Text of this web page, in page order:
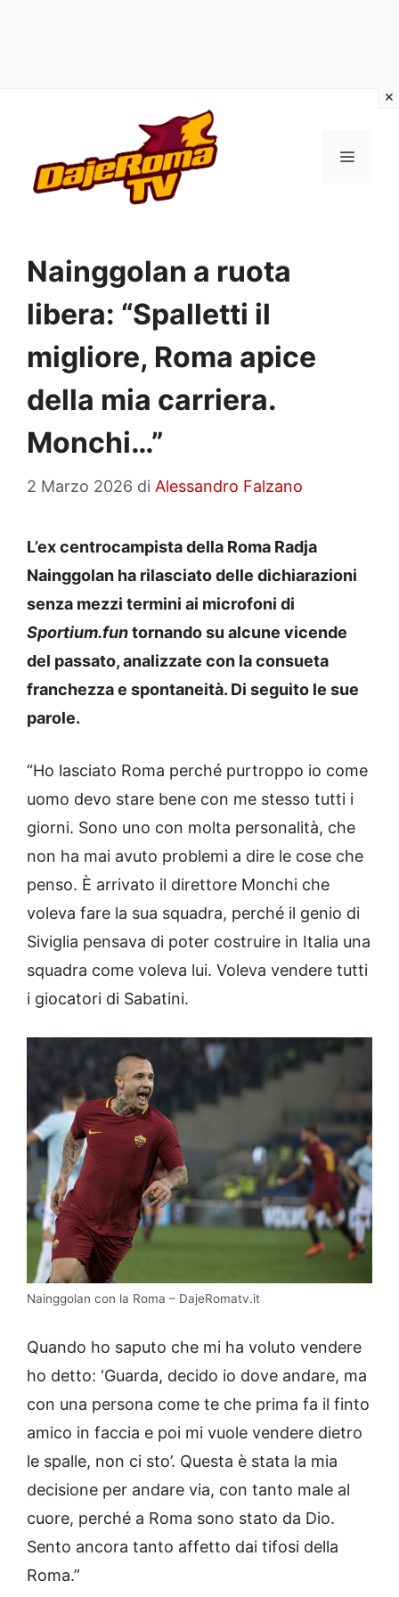
contenuto
MENU
Nainggolan a ruota
libera: “Spalletti il
migliore, Roma apice
della mia carriera.
Monchi…”
2 Marzo 2026 di Alessandro Falzano
L’ex centrocampista della Roma Radja
Nainggolan ha rilasciato delle dichiarazioni
senza mezzi termini ai microfoni di
Sportium.funtornando su alcune vicende
del passato, analizzate con la consueta
franchezza e spontaneità. Di seguito le sue
parole.
“Ho lasciato Roma perché purtroppo io come
uomo devo stare bene con me stesso tutti i
giorni. Sono uno con molta personalità, che
non ha mai avuto problemi a dire le cose che
penso. È arrivato il direttore Monchi che
voleva fare la sua squadra, perché il genio di
Siviglia pensava di poter costruire in Italia una
squadra come voleva lui. Voleva vendere tutti
i giocatori di Sabatini.
Nainggolan con la Roma – DajeRomatv.it
Quando ho saputo che mi ha voluto vendere
ho detto: ‘Guarda, decido io dove andare, ma
con una persona come te che prima fa il finto
amico in faccia e poi mi vuole vendere dietro
le spalle, non ci sto’. Questa è stata la mia
decisione per andare via, con tanto male al
cuore, perché a Roma sono stato da Dio.
Sento ancora tanto affetto dai tifosi della
Roma.”